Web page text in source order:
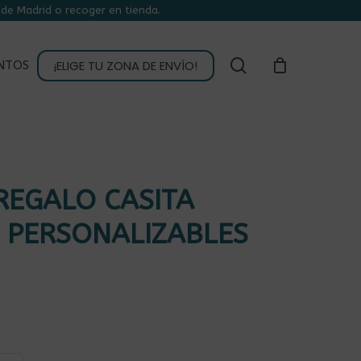
Madrid o recoger en tienda.
¡ELIGE TU ZONA DE ENVÍO! buscar
CASITA
PERSONALIZABLES